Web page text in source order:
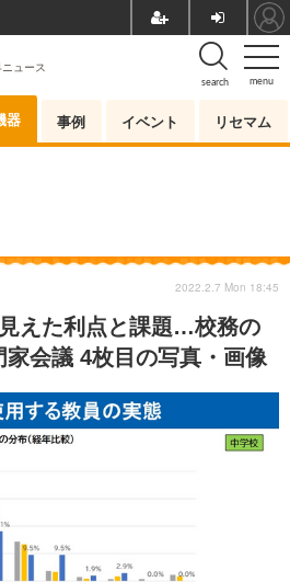
menu
search
ュース
器 事例 イベント リセマム
えた利点と課題…校務の
会議 4枚目の写真・画像
2022.2.7 Mon 18:45